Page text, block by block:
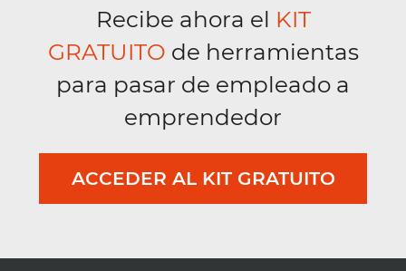
Recibe ahora el KIT
GRATUITO de herramientas
para pasar de empleado a
emprendedor
ACCEDER AL KIT GRATUITO